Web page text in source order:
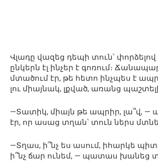
Վլադը վազեց դեպի տուն՝ փորձելով
ընկերն էլ ինչեր է գոռում։
մտածում էր, թե հետո ինչպես է
լու միայնակ, լքված, առանց
—Տատիկ, միայն թե ապրիր, լա՞վ, —
էր, որ ասաց տղան՝ տուն ներս
—Տղաս, ի՞նչ ես ասում, իհարկե
ի՞նչ ճար ունեմ, — պատաս խանեց